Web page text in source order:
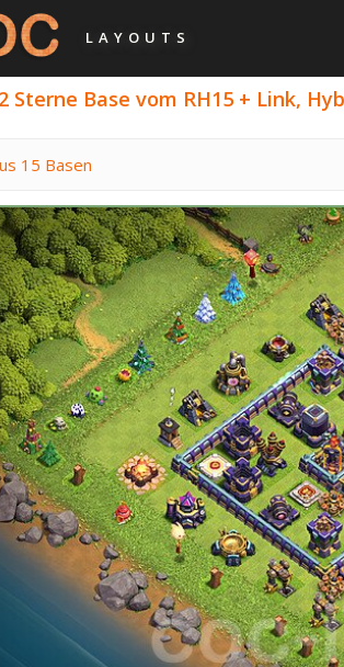
LAYOUTS
Sterne Base vom RH15 + Link,
15 Basen